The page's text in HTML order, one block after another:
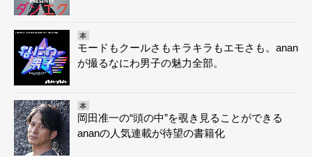
本
モードもクールさもキラキラもエモさも。anan
が撮るなにわ男子の魅力全部。
本
岡田准一の“頭の中”を覗き見ることができる
ananの人気連載が待望の書籍化